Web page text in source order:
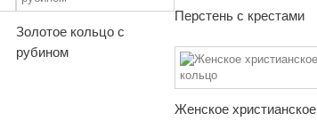
Золотое кольцо с
рубином
Перстень с крестами
Женское христианское